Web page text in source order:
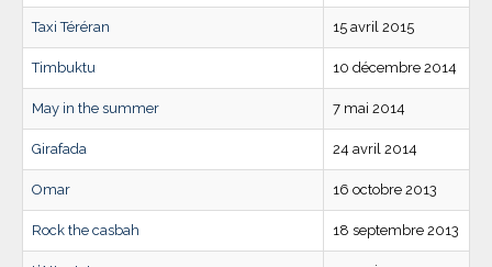
Taxi Téréran 15 avril 2015
Timbuktu 10 décembre 2014
May in the summer 7 mai 2014
Girafada 24 avril 2014
Omar 16 octobre 2013
Rock the casbah 18 septembre 2013